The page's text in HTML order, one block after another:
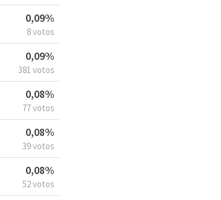
0,09%
8 votos
0,09%
381 votos
0,08%
77 votos
0,08%
39 votos
0,08%
52 votos